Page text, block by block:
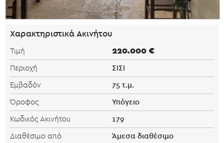
Χαρακτηριστικά Ακινήτου
Τιμή 220.000 €
Περιοχή ΣΙΣΙ
Εμβαδόν 75 τ.μ.
Όροφος Υπόγειο
Κωδικός Ακινήτου 179
Διαθέσιμο από Άμεσα διαθέσιμο